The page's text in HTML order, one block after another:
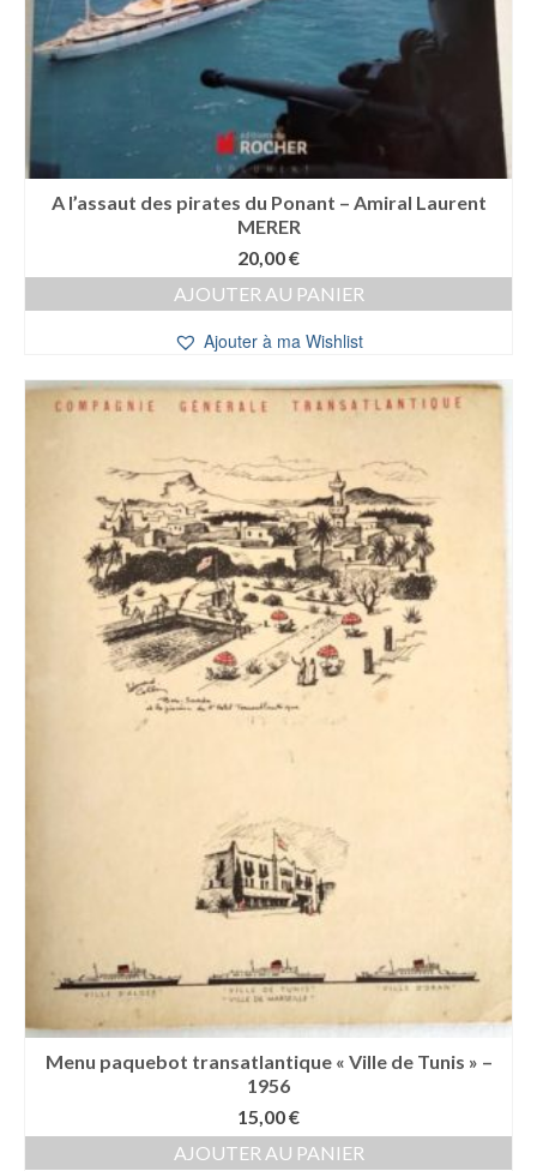
A l’assaut des pirates du Ponant – Amiral Laurent
MERER
20,00€
AJOUTER AU PANIER
Ajouter à ma Wishlist
Menu paquebot transatlantique « Ville de Tunis » –
1956
15,00€
AJOUTER AU PANIER